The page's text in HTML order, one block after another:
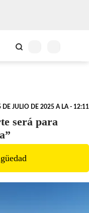
DE JULIO DE 2025 A LA - 12:11
será para